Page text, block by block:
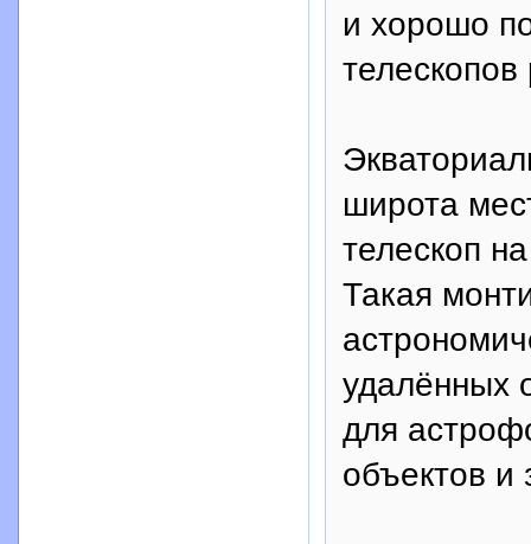
и хорошо
широта
телескоп
Такая
удалённых
для
объектов и